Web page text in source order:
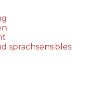
sprachsensibles